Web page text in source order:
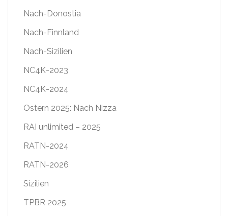
Nach-Donostia
Nach-Finnland
Nach-Sizilien
NC4K-2023
NC4K-2024
Ostern 2025: Nach Nizza
RAI unlimited – 2025
RATN-2024
RATN-2026
Sizilien
TPBR 2025